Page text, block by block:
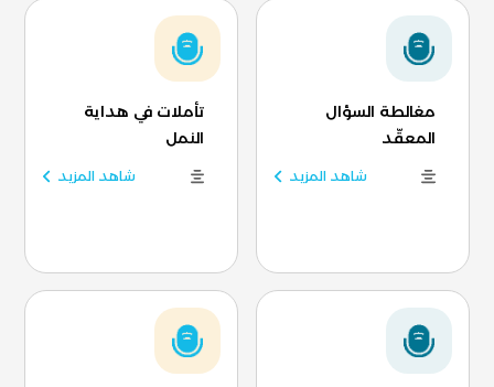
مغالطة السؤال
المعقّد
شاهد المزيد
تأملات في هداية
النمل
شاهد المزيد